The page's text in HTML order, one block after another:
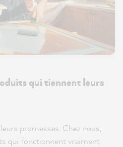
qui tiennent leurs
promesses. Chez nous,
qui fonctionnent vraiment